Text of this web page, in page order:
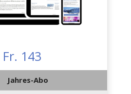
Fr. 143
Jahres-Abo